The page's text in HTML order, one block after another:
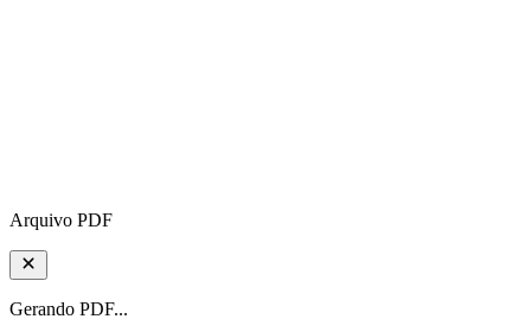
Arquivo PDF
Gerando PDF...